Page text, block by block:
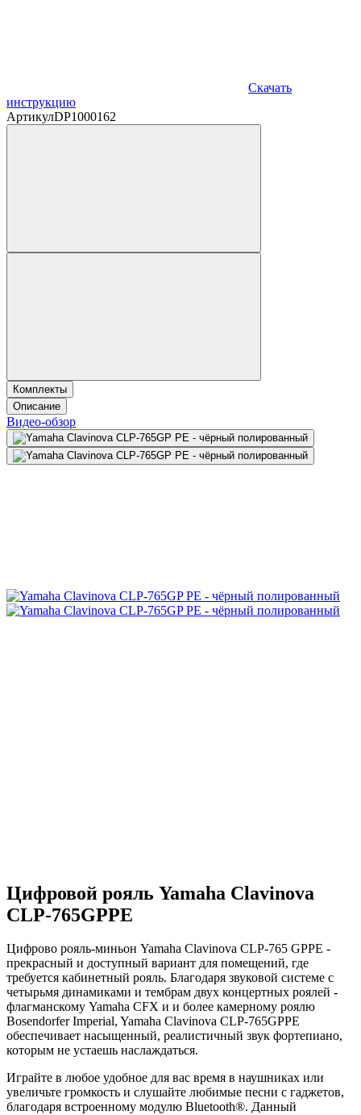
Скачать
инструкцию
АртикулDP1000162
Комплекты
Описание
Видео-обзор
Цифровой рояль Yamaha Clavinova
CLP-765GPPE
Цифрово рояль-миньон Yamaha Clavinova CLP-765 GPPE -
прекрасный и доступный вариант для помещений, где
требуется кабинетный рояль. Благодаря звуковой системе с
четырьмя динамиками и тембрам двух концертных роялей -
флагманскому Yamaha CFX и и более камерному роялю
Bosendorfer Imperial, Yamaha Clavinova CLP-765GPPE
обеспечивает насыщенный, реалистичный звук фортепиано,
которым не устаешь наслаждаться.
Играйте в любое удобное для вас время в наушниках или
увеличьте громкость и слушайте любимые песни с гаджетов,
благодаря встроенному модулю Bluetooth®. Данный